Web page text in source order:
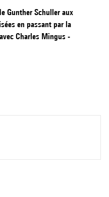
Gunther Schuller aux
en passant par la
Charles Mingus -